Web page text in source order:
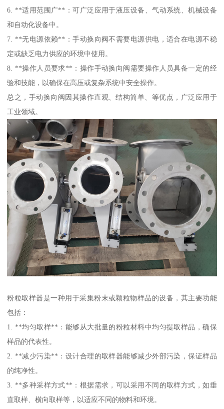
6. **适用范围广**：可广泛应用于液压设备、气动系统、机械设备
和自动化设备中。
7. **无电源依赖**：手动换向阀不需要电源供电，适合在电源不稳
定或缺乏电力供应的环境中使用。
8. **操作人员要求**：操作手动换向阀需要操作人员具备一定的经
验和技能，以确保在高压或复杂系统中安全操作。
总之，手动换向阀因其操作直观、结构简单、等优点，广泛应用于
工业领域。
粉粒取样器是一种用于采集粉末或颗粒物样品的设备，其主要功能
包括：
1. **均匀取样**：能够从大批量的粉粒材料中均匀提取样品，确保
样品的代表性。
2. **减少污染**：设计合理的取样器能够减少外部污染，保证样品
的纯净性。
3. **多种采样方式**：根据需求，可以采用不同的取样方式，如垂
直取样、横向取样等，以适应不同的物料和环境。